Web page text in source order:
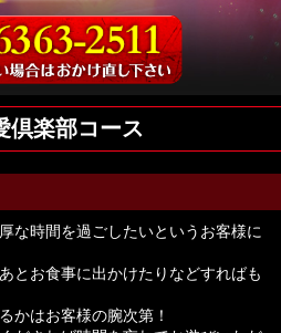
倶楽部コース
な時間を過ごしたいというお客様に
とお食事に出かけたりなどすればも
かはお客様の腕次第！